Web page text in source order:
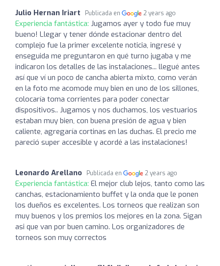
Julio Hernan Iriart Publicada en 2 years ago
Experiencia fantástica: Jugamos ayer y todo fue muy
bueno! Llegar y tener dónde estacionar dentro del
complejo fue la primer excelente noticia, ingresé y
enseguida me preguntaron en qué turno jugaba y me
indicaron los detalles de las instalaciones... llegué antes
así que ví un poco de cancha abierta mixto, como verán
en la foto me acomode muy bien en uno de los sillones,
colocaría toma corrientes para poder conectar
dispositivos.. Jugamos y nos duchamos, los vestuarios
estaban muy bien, con buena presión de agua y bien
caliente, agregaría cortinas en las duchas. El precio me
pareció super accesible y acordé a las instalaciones!
Leonardo Arellano Publicada en 2 years ago
Experiencia fantástica: El mejor club lejos, tanto como las
canchas, estacionamiento buffet y la onda que le ponen
los dueños es excelentes. Los torneos que realizan son
muy buenos y los premios los mejores en la zona. Sigan
asi que van por buen camino. Los organizadores de
torneos son muy correctos